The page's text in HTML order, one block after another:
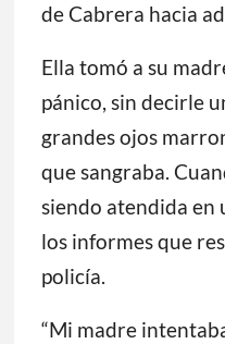
de Cabrera hacia
Ella tomó a su
pánico, sin decirle
grandes ojos
que sangraba.
siendo atendida en
los informes que
policía.
“Mi madre